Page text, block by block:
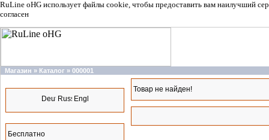
RuLine oHG использует файлы cookie, чтобы предоставить вам наилучший
согласен
Магазин » Каталог » 000001
Бесплатно
Товар не найден!